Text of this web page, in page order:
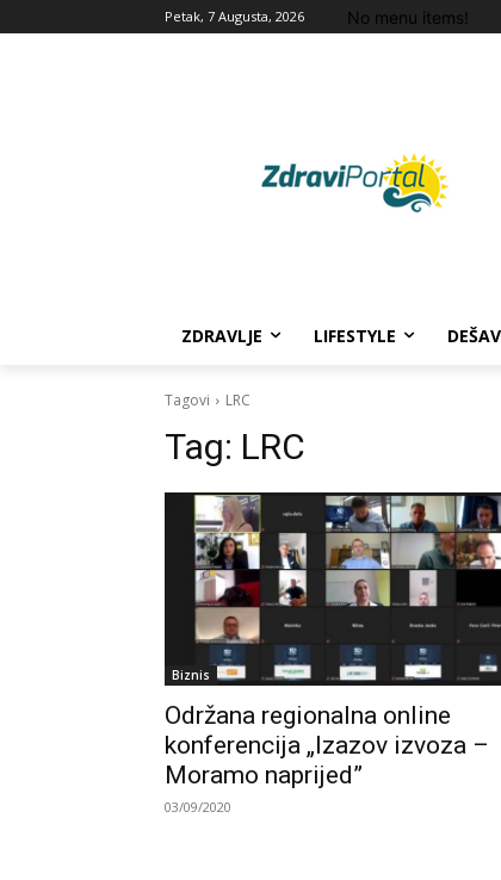
Petak, 7 Augusta, 2026 No menu items!
ZDRAVLJE LIFESTYLE
Tagovi LRC
Tag: LRC
Biznis
Održana regionalna online
konferencija „Izazov izvoza –
Moramo naprijed”
03/09/2020